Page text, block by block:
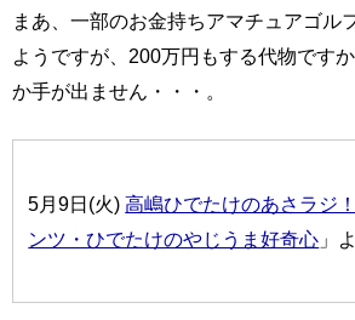
まあ、一部のお金持ちアマチュアゴル
ようですが、200万円もする代物です
か手が出ません・・・。
5月9日(火)高嶋ひでたけのあさラジ！
ンツ・ひでたけのやじうま好奇心 」